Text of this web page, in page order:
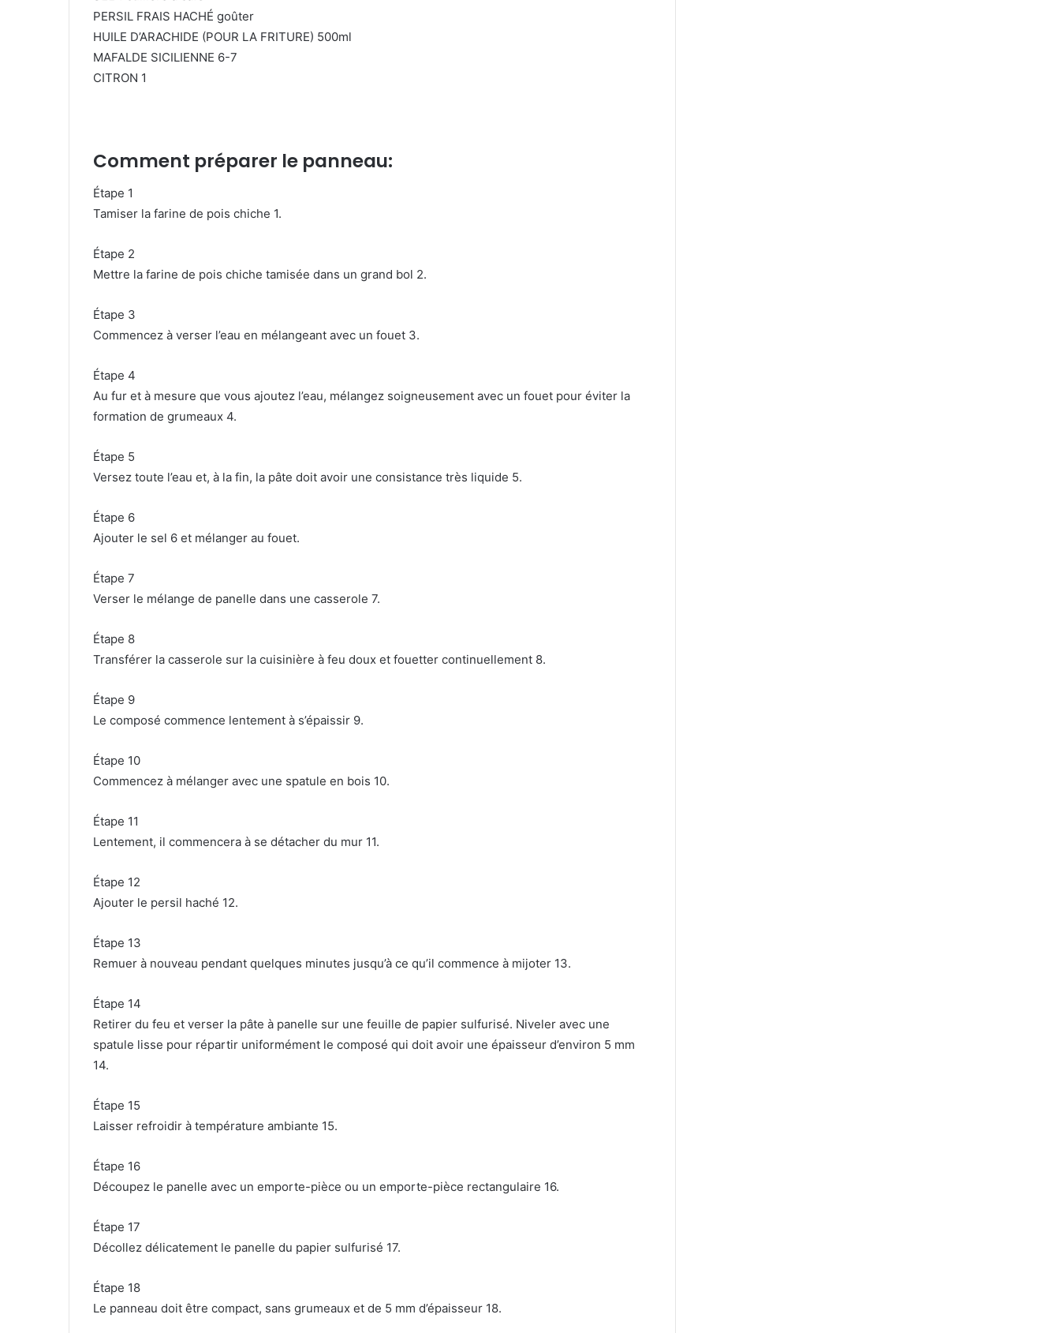
PERSIL FRAIS HACHÉ goûter
HUILE D’ARACHIDE (POUR LA FRITURE) 500ml
MAFALDE SICILIENNE 6-7
CITRON 1
Comment préparer le panneau:
Étape 1
Tamiser la farine de pois chiche 1.
Étape 2
Mettre la farine de pois chiche tamisée dans un grand bol 2.
Étape 3
Commencez à verser l’eau en mélangeant avec un fouet 3.
Étape 4
Au fur et à mesure que vous ajoutez l’eau, mélangez soigneusement avec un fouet pour éviter la
formation de grumeaux 4.
Étape 5
Versez toute l’eau et, à la fin, la pâte doit avoir une consistance très liquide 5.
Étape 6
Ajouter le sel 6 et mélanger au fouet.
Étape 7
Verser le mélange de panelle dans une casserole 7.
Étape 8
Transférer la casserole sur la cuisinière à feu doux et fouetter continuellement 8.
Étape 9
Le composé commence lentement à s’épaissir 9.
Étape 10
Commencez à mélanger avec une spatule en bois 10.
Étape 11
Lentement, il commencera à se détacher du mur 11.
Étape 12
Ajouter le persil haché 12.
Étape 13
Remuer à nouveau pendant quelques minutes jusqu’à ce qu’il commence à mijoter 13.
Étape 14
Retirer du feu et verser la pâte à panelle sur une feuille de papier sulfurisé. Niveler avec une
spatule lisse pour répartir uniformément le composé qui doit avoir une épaisseur d’environ 5 mm
14.
Étape 15
Laisser refroidir à température ambiante 15.
Étape 16
Découpez le panelle avec un emporte-pièce ou un emporte-pièce rectangulaire 16.
Étape 17
Décollez délicatement le panelle du papier sulfurisé 17.
Étape 18
Le panneau doit être compact, sans grumeaux et de 5 mm d’épaisseur 18.